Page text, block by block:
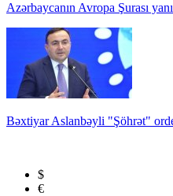
Azərbaycanın Avropa Şurası
Bəxtiyar Aslanbəyli "Şöhrət"
$
€